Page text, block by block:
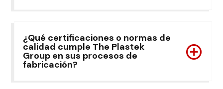
¿Qué certificaciones o normas de
calidad cumple The Plastek
Group en sus procesos de
fabricación?